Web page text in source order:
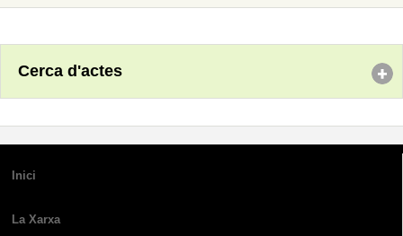
Cerca d'actes
Inici
La Xarxa